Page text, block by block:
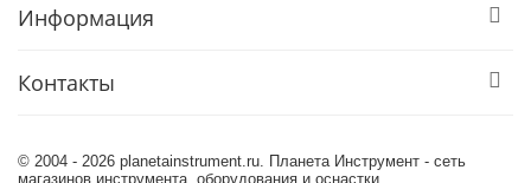
Информация
Контакты
© 2004 - 2026 planetainstrument.ru. Планета Инструмент - сеть
магазинов инструмента, оборудования и оснастки